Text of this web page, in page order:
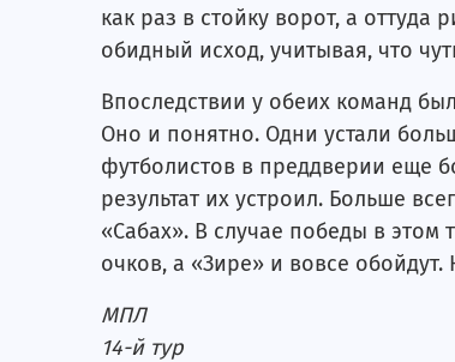
как раз в стойку ворот, а оттуда
обидный исход, учитывая, что
Впоследствии у обеих команд
Оно и понятно. Одни устали
футболистов в преддверии еще
результат их устроил. Больше
«Сабах». В случае победы в этом
очков, а «Зире» и вовсе
МПЛ
14-й тур